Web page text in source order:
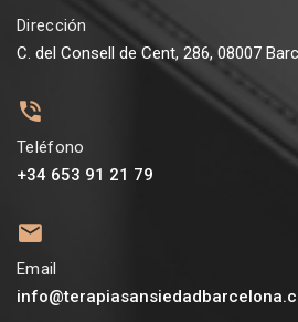
Dirección
C. del Consell de Cent, 286, 08007
Teléfono
+34 653 91 21 79
Email